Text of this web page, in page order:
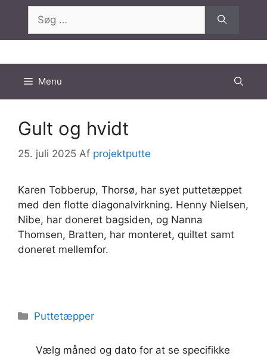
indhold
efter:
Menu
Gult og hvidt
25. juli 2025 Af projektputte
Karen Tobberup, Thorsø, har syet puttetæppet
med den flotte diagonalvirkning. Henny Nielsen,
Nibe, har doneret bagsiden, og Nanna
Thomsen, Bratten, har monteret, quiltet samt
doneret mellemfor.
Kategorier
Puttetæpper
Vælg måned og dato for at se specifikke